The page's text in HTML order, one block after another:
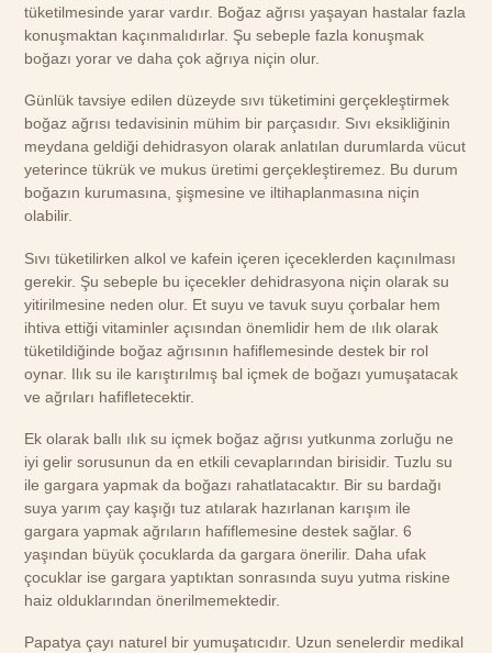
tüketilmesinde yarar vardır. Boğaz ağrısı yaşayan hastalar fazla
konuşmaktan kaçınmalıdırlar. Şu sebeple fazla konuşmak
boğazı yorar ve daha çok ağrıya niçin olur.
Günlük tavsiye edilen düzeyde sıvı tüketimini gerçekleştirmek
boğaz ağrısı tedavisinin mühim bir parçasıdır. Sıvı eksikliğinin
meydana geldiği dehidrasyon olarak anlatılan durumlarda vücut
yeterince tükrük ve mukus üretimi gerçekleştiremez. Bu durum
boğazın kurumasına, şişmesine ve iltihaplanmasına niçin
olabilir.
Sıvı tüketilirken alkol ve kafein içeren içeceklerden kaçınılması
gerekir. Şu sebeple bu içecekler dehidrasyona niçin olarak su
yitirilmesine neden olur. Et suyu ve tavuk suyu çorbalar hem
ihtiva ettiği vitaminler açısından önemlidir hem de ılık olarak
tüketildiğinde boğaz ağrısının hafiflemesinde destek bir rol
oynar. Ilık su ile karıştırılmış bal içmek de boğazı yumuşatacak
ve ağrıları hafifletecektir.
Ek olarak ballı ılık su içmek boğaz ağrısı yutkunma zorluğu ne
iyi gelir sorusunun da en etkili cevaplarından birisidir. Tuzlu su
ile gargara yapmak da boğazı rahatlatacaktır. Bir su bardağı
suya yarım çay kaşığı tuz atılarak hazırlanan karışım ile
gargara yapmak ağrıların hafiflemesine destek sağlar. 6
yaşından büyük çocuklarda da gargara önerilir. Daha ufak
çocuklar ise gargara yaptıktan sonrasında suyu yutma riskine
haiz olduklarından önerilmemektedir.
Papatya çayı naturel bir yumuşatıcıdır. Uzun senelerdir medikal